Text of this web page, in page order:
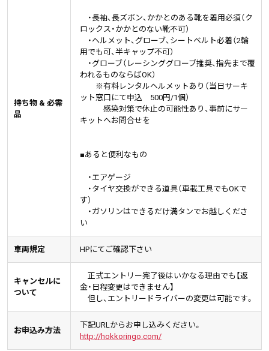
持ち物 & 必需
品
・長袖、長ズボン、かかとのある靴を着用必須（ク
ロックス・かかとのない靴不可）
・ヘルメット、グローブ、シートベルト必着（2輪
用でも可、半キャップ不可）
・グローブ（レーシンググローブ推奨、指先まで覆
われるものならばOK）
※有料レンタルヘルメットあり（当日サーキ
ット窓口にて申込 500円/1個）
感染対策で休止の可能性あり、事前にサー
キットへお問合せを
■あると便利なもの
・エアゲージ
・タイヤ交換ができる道具（車載工具でもOKで
す）
・ガソリンはできるだけ満タンでお越しくださ
い
車両規定 HPにてご確認下さい
キャンセルに
ついて
正式エントリー完了後はいかなる理由でも【返
金・日程変更はできません】
但し、エントリードライバーの変更は可能です。
お申込み方法
下記URLからお申し込みください。
http://hokkoringo.com/